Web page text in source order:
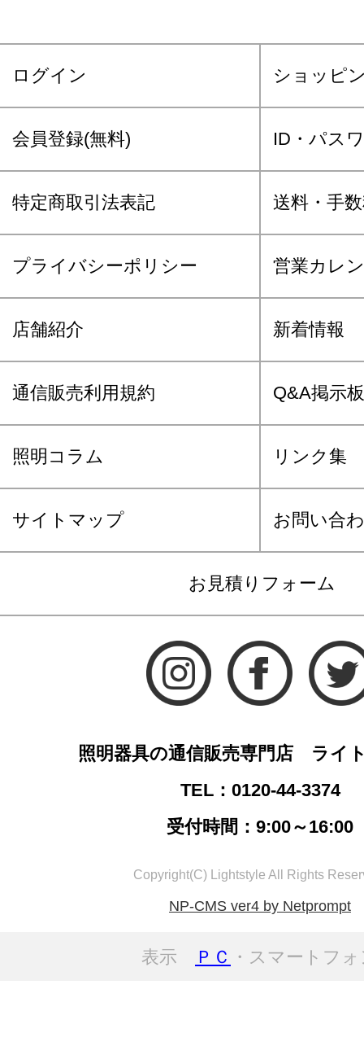
ログイン ショッピ
会員登録(無料) ID・パス
特定商取引法表記 送料・手
プライバシーポリシー 営業カレ
店舗紹介 新着情報
通信販売利用規約 Q&A掲示板
照明コラム リンク集
サイトマップ お問い合
お見積りフォーム
照明器具の通信販売専門店 ライ
TEL：0120-44-3374
受付時間：9:00～16:00
Copyright(C) Lightstyle All Rights
NP-CMS ver4 by Netprompt
表示 ＰＣ ・スマートフ